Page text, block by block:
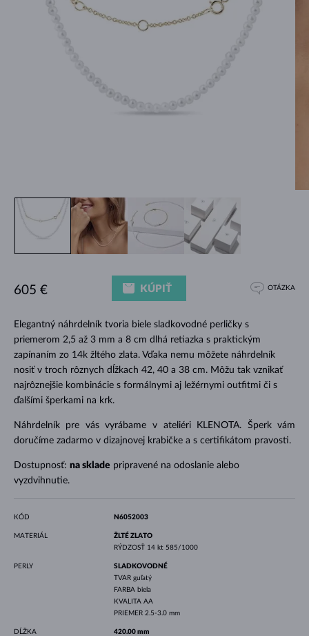
Elegantný náhrdelník tvoria biele sladkovodné perličky s
priemerom 2,5 až 3 mm a 8 cm dlhá retiazka s praktickým
zapínaním zo 14k žltého zlata. Vďaka nemu môžete náhrdelník
nosiť v troch rôznych dĺžkach 42, 40 a 38 cm. Môžu tak vznikať
najrôznejšie kombinácie s formálnymi aj ležérnymi outfitmi či s
ďalšími šperkami na krk.
Náhrdelník pre vás vyrábame v ateliéri KLENOTA. Šperk vám
doručíme zadarmo v dizajnovej krabičke a s certifikátom pravosti.
Dostupnosť: na sklade pripravené na odoslanie alebo
vyzdvihnutie.
605 € KÚPIŤ OTÁZKA
KÓD N6052003
MATERIÁL
ŽLTÉ ZLATO
RÝDZOSŤ 14 kt 585/1000
PERLY
SLADKOVODNÉ
TVAR guľatý
FARBA biela
KVALITA AA
PRIEMER 2.5-3.0 mm
DĹŽKA 420.00 mm